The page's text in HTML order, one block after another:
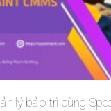
lý bảo trì cùng